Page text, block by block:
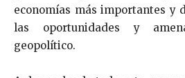
economías más importantes y
las oportunidades y
geopolítico.